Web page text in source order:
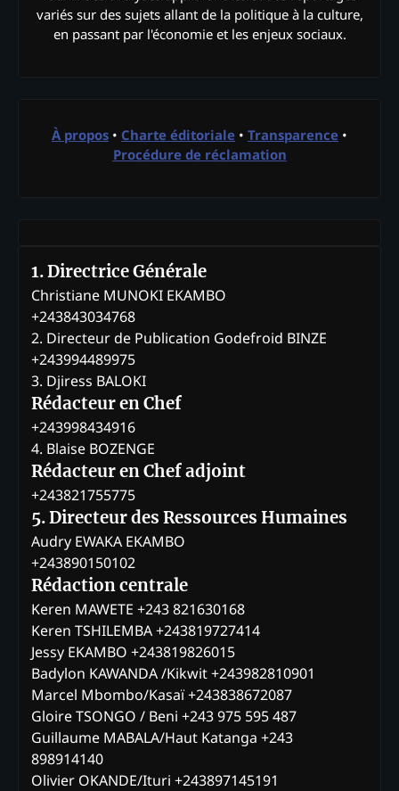
variés sur des sujets allant de la politique à la culture,
en passant par l'économie et les enjeux sociaux.
À propos • Charte éditoriale • Transparence •
Procédure de réclamation
1. Directrice Générale
Christiane MUNOKI EKAMBO
+243843034768
2. Directeur de Publication Godefroid BINZE
+243994489975
3. Djiress BALOKI
Rédacteur en Chef
+243998434916
4. Blaise BOZENGE
Rédacteur en Chef adjoint
+243821755775
5. Directeur des Ressources Humaines
Audry EWAKA EKAMBO
+243890150102
Rédaction centrale
Keren MAWETE +243 821630168
Keren TSHILEMBA +243819727414
Jessy EKAMBO +243819826015
Badylon KAWANDA /Kikwit +243982810901
Marcel Mbombo/Kasaï +243838672087
Gloire TSONGO / Beni +243 975 595 487
Guillaume MABALA/Haut Katanga +243
898914140
Olivier OKANDE/Ituri +243897145191